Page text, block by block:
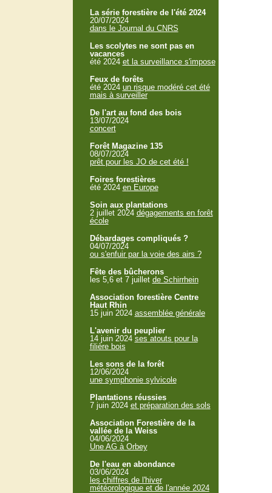
La série forestière de l'été 2024
20/07/2024
dans le Journal du CNRS
Les scolytes ne sont pas en
vacances
été 2024 et la surveillance s'impose
Feux de forêts
été 2024 un risque modéré cet été
mais à surveiller
De l'art au fond des bois
13/07/2024
concert
Forêt Magazine 135
08/07/2024
prêt pour les JO de cet été !
Foires forestières
été 2024 en Europe
Soin aux plantations
2 juillet 2024 dégagements en forêt
école
Débardages compliqués ?
04/07/2024
ou s'enfuir par la voie des airs ?
Fête des bûcherons
les 5,6 et 7 juillet de Schirrhein
Association forestière Centre
Haut Rhin
15 juin 2024 assemblée générale
L'avenir du peuplier
14 juin 2024 ses atouts pour la
filière bois
Les sons de la forêt
12/06/2024
une symphonie sylvicole
Plantations réussies
7 juin 2024 et préparation des sols
Association Forestière de la
vallée de la Weiss
04/06/2024
Une AG à Orbey
De l'eau en abondance
03/06/2024
les chiffres de l'hiver
météorologique et de l'année 2024